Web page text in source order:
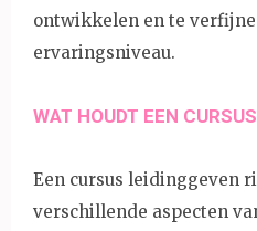
ontwikkelen en te
ervaringsniveau.
WAT HOUDT EEN
Een cursus leidinggeven
verschillende aspecten